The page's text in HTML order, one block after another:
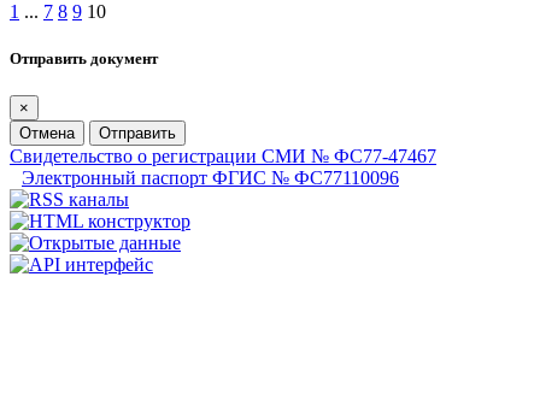
1 ... 7 8 9 10
Отправить документ
×
Отмена
Отправить
Свидетельство о регистрации СМИ № ФС77-47467
Электронный паспорт ФГИС № ФС77110096